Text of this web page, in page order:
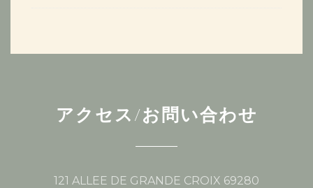
アクセス/お問い合わせ
121 ALLEE DE GRANDE CROIX 69280